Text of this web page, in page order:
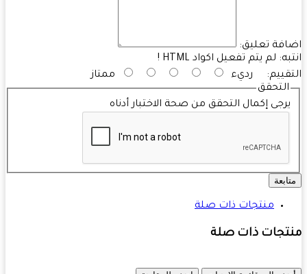
تعليق:
لم يتم تفعيل اكواد HTML !
رديء
ممتاز
التحقق
يرجى إكمال التحقق من صحة الاختبار أدناه
منتجات ذات صلة
ذات صلة